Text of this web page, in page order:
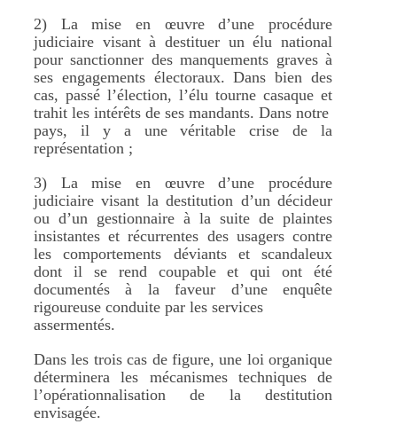
2) La mise en œuvre d’une procédure
judiciaire visant à destituer un élu national
pour sanctionner des manquements graves à
ses engagements électoraux. Dans bien des
cas, passé l’élection, l’élu tourne casaque et
trahit les intérêts de ses mandants. Dans notre
pays, il y a une véritable crise de la
représentation ;
3) La mise en œuvre d’une procédure
judiciaire visant la destitution d’un décideur
ou d’un gestionnaire à la suite de plaintes
insistantes et récurrentes des usagers contre
les comportements déviants et scandaleux
dont il se rend coupable et qui ont été
documentés à la faveur d’une enquête
rigoureuse conduite par les services
assermentés.
Dans les trois cas de figure, une loi organique
déterminera les mécanismes techniques de
l’opérationnalisation de la destitution
envisagée.